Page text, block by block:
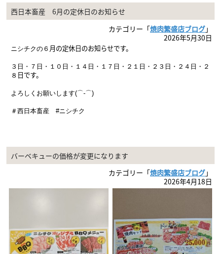
西日本畜産 6月の定休日のお知らせ
カテゴリー「焼肉繁盛店ブログ」
2026年5月30日
ニシチクの６ 月の定休日のお知らせです。
３日・７日・１０ 日・１４日・１７日・２１ 日・２３日・２４日・２
８ 日です。
よろしくお願いします(⌒-⌒)
＃西日本畜産 #ニシチク
バーベキューの価格が変更になります
カテゴリー「焼肉繁盛店ブログ」
2026年4月18日